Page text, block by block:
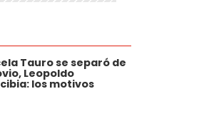
Tauro se separó de
Leopoldo
los motivos